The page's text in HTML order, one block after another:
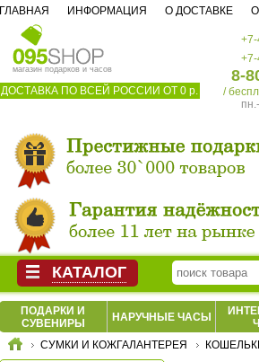
магазин подарков и часов
ДОСТАВКА ПО ВСЕЙ РОССИИ ОТ 0 р.
8-
/
ГЛАВНАЯ ИНФОРМАЦИЯ О ДОСТАВКЕ
ПОДАРКИ И
СУВЕНИРЫ
НАРУЧНЫЕ ЧАСЫ
СУМКИ И КОЖГАЛАНТЕРЕЯ
КАТАЛОГ